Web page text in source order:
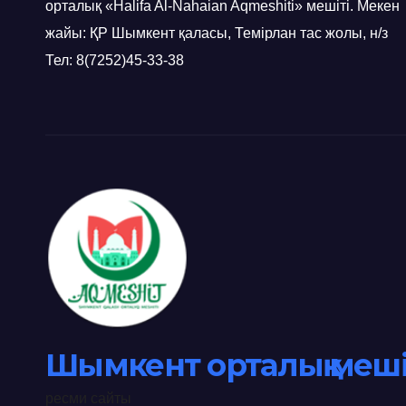
орталық «Halifa Al-Nahaian Aqmeshiti» мешіті. Мекен
жайы: ҚР Шымкент қаласы, Темірлан тас жолы, н/з
Тел: 8(7252)45-33-38
Шымкент орталық